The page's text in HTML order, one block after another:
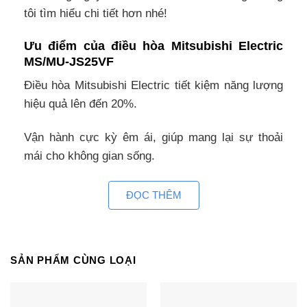
tôi tìm hiểu chi tiết hơn nhé!
Ưu điểm của điều hòa Mitsubishi Electric
MS/MU-JS25VF
Điều hòa Mitsubishi Electric tiết kiệm năng lượng
hiệu quả lên đến 20%.
Vận hành cực kỳ êm ái, giúp mang lại sự thoải
mái cho không gian sống.
Màng lọc tiên tiến giúp lọc sạch không khí, kháng
khuẩn, khử mùi hiệu quả.
dàng.
ĐỌC THÊM
SẢN PHẨM CÙNG LOẠI